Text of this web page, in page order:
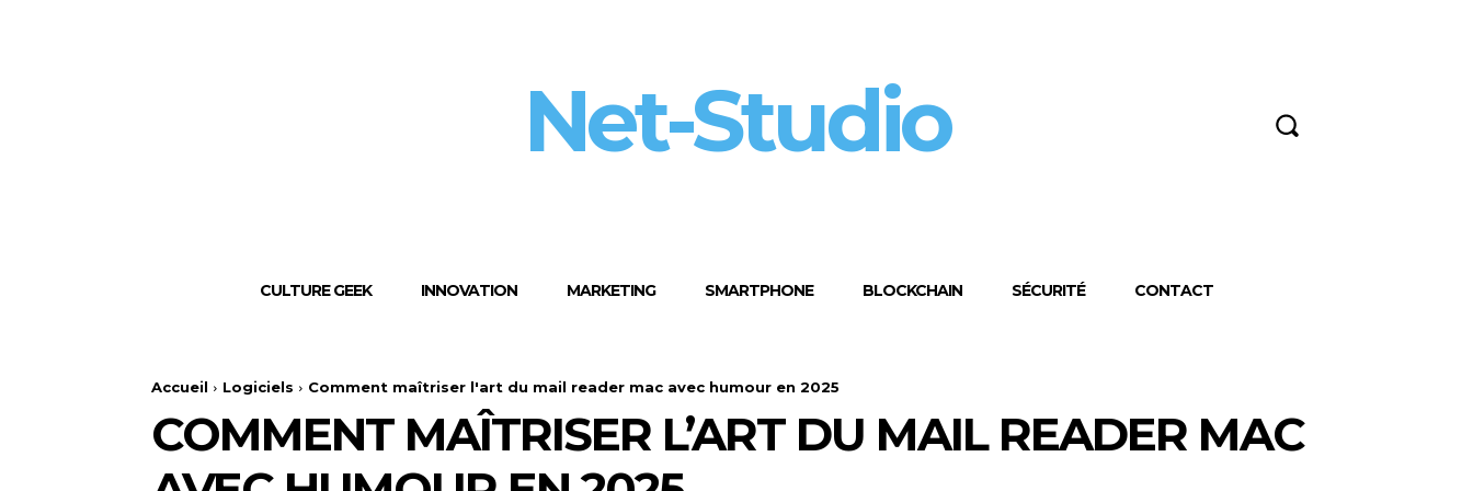
Net-Studio
CULTURE GEEK INNOVATION MARKETING SMARTPHONE BLOCKCHAIN SÉCURITÉ CONTACT
Accueil Logiciels Comment maîtriser l'art du mail reader mac avec humour en 2025
COMMENT MAÎTRISER L’ART DU MAIL READER MAC